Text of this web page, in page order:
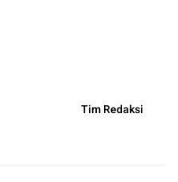
Tim Redaksi